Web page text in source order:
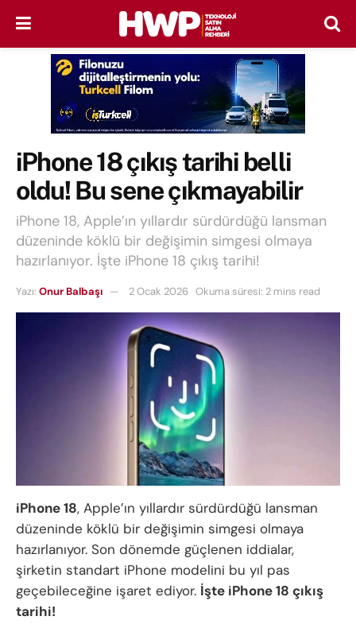
iPhone 18 çıkış tarihi belli
oldu! Bu sene çıkmayabilir
iPhone 18, Apple’ın yıllardır sürdürdüğü lansman
düzeninde köklü bir değişimin simgesi olmaya
hazırlanıyor. İşte iPhone 18 çıkış tarihi!
Yazı: Onur Balbaşı 2 Ocak 2026 Okuma süresi: 2 mins read
iPhone 18, Apple’ın yıllardır sürdürdüğü lansman
düzeninde köklü bir değişimin simgesi olmaya
hazırlanıyor. Son dönemde güçlenen iddialar,
şirketin standart iPhone modelini bu yıl pas
geçebileceğine işaret ediyor. İşte iPhone 18 çıkış
tarihi!